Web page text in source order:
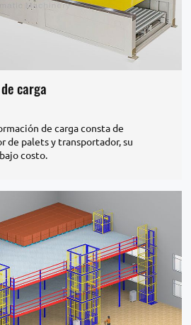
carga
de carga consta de
de palets y transportador, su
costo.